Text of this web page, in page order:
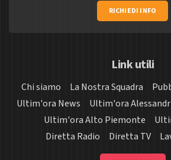
RICHIEDI INFO
Link utili
Chi siamo La Nostra Squadra
Ultim'ora News
Ultim'ora
Ultim'ora Alto Piemonte
Diretta Radio
Diretta TV